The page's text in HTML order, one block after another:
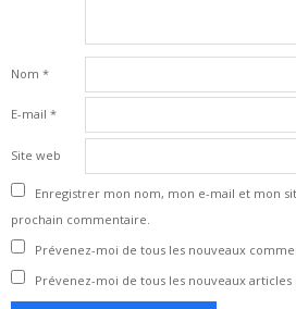
Nom *
E-mail *
Site web
Enregistrer mon nom, mon e-mail et mon
prochain commentaire.
Prévenez-moi de tous les nouveaux
Prévenez-moi de tous les nouveaux articles